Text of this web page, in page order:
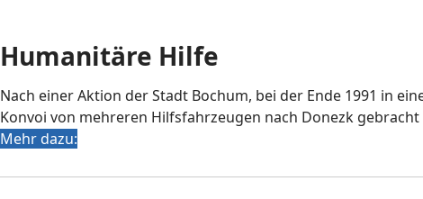
Humanitäre Hilfe
Nach einer Aktion der Stadt Bochum, bei der Ende 1991 in
Konvoi von mehreren Hilfsfahrzeugen nach Donezk
Mehr dazu: